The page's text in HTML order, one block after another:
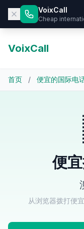
VoixCall
Cheap
VoixCall
首页 / 便宜的国际电
便
从浏览器拨打便